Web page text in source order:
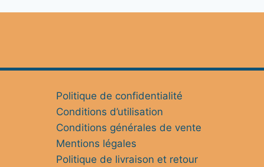
Politique de confidentialité
Conditions d’utilisation
Conditions générales de vente
Mentions légales
Politique de livraison et retour